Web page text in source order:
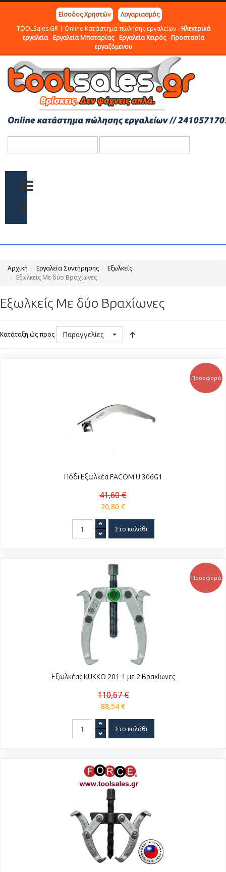
Είσοδος Χρηστών
Λογαριασμός
TOOLSales.GR | Online Κατάστημα πώλησης εργαλείων -Ηλεκτρικά
εργαλεία-Εργαλεία Μπαταρίας-Εργαλεία Χειρός-Προστασία
εργαζόμενου
TOGGLE MENU
Αρχική Εργαλεία Συντήρησης
Εξωλκείς
Εξωλκείς Με δύο Βραχίωνες
Εξωλκείς Με δύο Βραχίωνες
Κατάταξη ώς προς Παραγγελίες
Προσφορά
Πόδι Εξωλκέα FACOM U.306G1
41,60 €
20,80 €
Προσφορά
Εξωλκέας KUKKO 201-1 με 2 Βραχίωνες
110,67 €
88,54 €